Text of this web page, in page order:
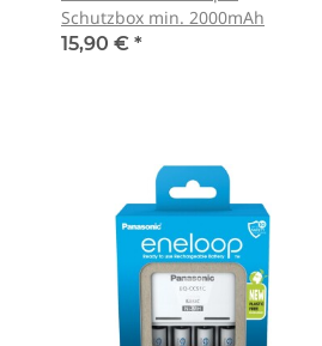
Schutzbox min. 2000mAh
15,90 € *